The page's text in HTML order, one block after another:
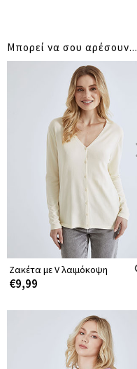
Μπορεί να σου αρέσουν...
Ζακέτα με V λαιμόκοψη
€9,99